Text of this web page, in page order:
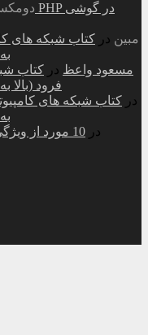
مبین در کتاب شبکه های
مسعود واعظ در کتاب
فرود
در کتاب شبکه های
در 10 مورد از ویژگی ها و ترفندهای اپل موزیک